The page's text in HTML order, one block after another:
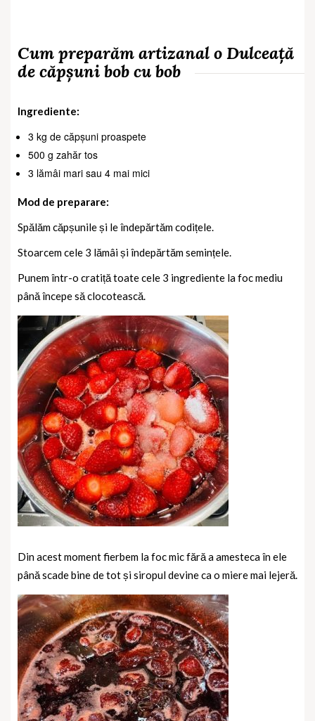
Cum preparăm artizanal o Dulceață
de căpșuni bob cu bob
Ingrediente:
3 kg de căpșuni proaspete
500 g zahăr tos
3 lămâi mari sau 4 mai mici
Mod de preparare:
Spălăm căpșunile și le îndepărtăm codițele.
Stoarcem cele 3 lămâi și îndepărtăm semințele.
Punem într-o cratiță toate cele 3 ingrediente la foc mediu
până începe să clocotească.
Din acest moment fierbem la foc mic fără a amesteca în ele
până scade bine de tot și siropul devine ca o miere mai lejeră.